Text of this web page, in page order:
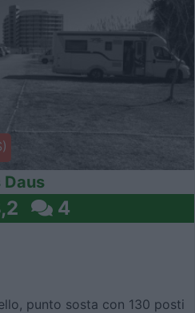
Daus
4
punto sosta con 130 posti